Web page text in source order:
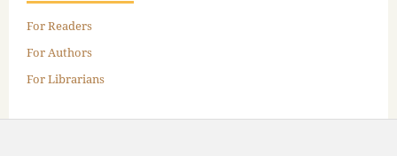
For Readers
For Authors
For Librarians